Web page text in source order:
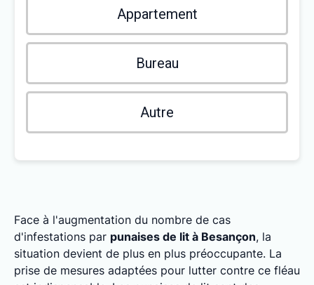
Appartement
Bureau
Autre
Face à l'augmentation du nombre de cas
d'infestations par punaises de lit à Besançon, la
situation devient de plus en plus préoccupante. La
prise de mesures adaptées pour lutter contre ce fléau